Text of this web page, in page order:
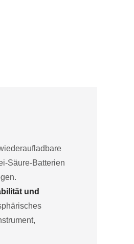
Säure-Batterien
und